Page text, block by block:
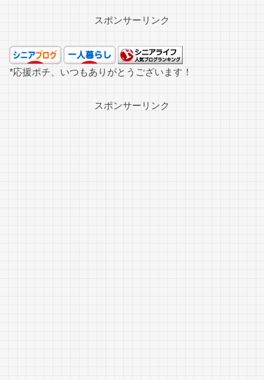
スポンサーリンク
*応援ポチ、いつもありがとうございます！
スポンサーリンク